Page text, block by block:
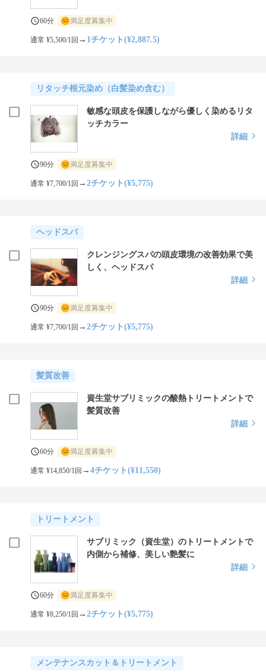
60分 満足度募集中
通常 ¥5,500/1回 → 1チケット(¥2,887.5)
リタッチ根元染め（白髪染め含む）
敏感な頭皮を保護しながら優しく染めるリタ
ッチカラー
詳細
90分 満足度募集中
通常 ¥7,700/1回 →2チケット(¥5,775)
ヘッドスパ
クレンジングスパの頭皮環境の改善効果で美
しく、ヘッドスパ
詳細
90分 満足度募集中
通常 ¥7,700/1回 →2チケット(¥5,775)
髪質改善
資生堂サブリミックの酸熱トリートメントで
髪質改善
詳細
60分 満足度募集中
通常 ¥14,850/1回 →4チケット(¥11,550)
トリートメント
サブリミック（資生堂）のトリートメントで
内側から補修、美しい艶髪に
詳細
60分 満足度募集中
通常 ¥8,250/1回 →2チケット(¥5,775)
メンテナンスカット＆トリートメント